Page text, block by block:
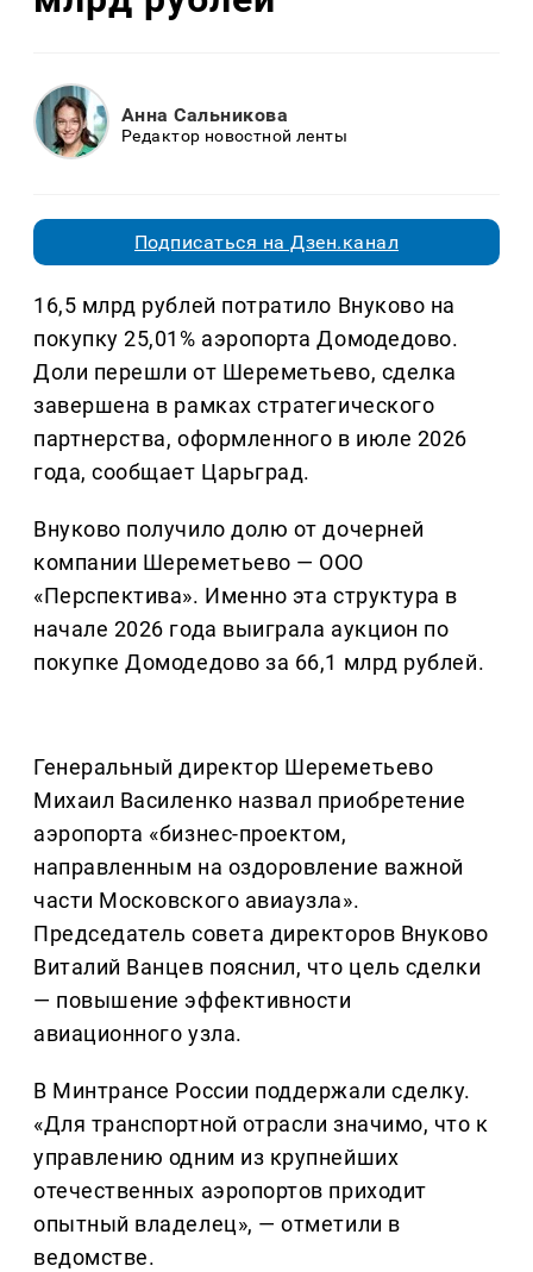
Анна Сальникова
Редактор новостной ленты
Подписаться на Дзен.канал
16,5 млрд рублей потратило Внуково на
покупку 25,01% аэропорта Домодедово.
Доли перешли от Шереметьево, сделка
завершена в рамках стратегического
партнерства, оформленного в июле 2026
года, сообщает Царьград.
Внуково получило долю от дочерней
компании Шереметьево — ООО
«Перспектива». Именно эта структура в
начале 2026 года выиграла аукцион по
покупке Домодедово за 66,1 млрд рублей.
Генеральный директор Шереметьево
Михаил Василенко назвал приобретение
аэропорта «бизнес-проектом,
направленным на оздоровление важной
части Московского авиаузла».
Председатель совета директоров Внуково
Виталий Ванцев пояснил, что цель сделки
— повышение эффективности
авиационного узла.
В Минтрансе России поддержали сделку.
«Для транспортной отрасли значимо, что к
управлению одним из крупнейших
отечественных аэропортов приходит
опытный владелец», — отметили в
ведомстве.